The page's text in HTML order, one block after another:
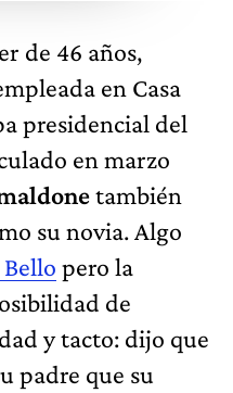
de 46 años,
en Casa
presidencial del
en marzo
también
su novia. Algo
pero la
de
y tacto: dijo que
padre que su